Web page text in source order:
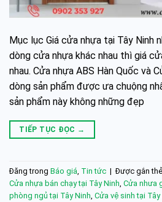
Mục lục Giá cửa nhựa tại Tây Ninh
dòng cửa nhựa khác nhau thì giá
nhau. Cửa nhựa ABS Hàn Quốc và
dòng sản phẩm được ưa chuộng
sản phẩm này không những đẹp
TIẾP TỤC ĐỌC →
Đăng trong Báo giá Tin tức | Được gắn thẻ
Cửa nhựa bán chạy tại Tây Ninh Cửa nhưa
phòng ngủ tại Tây Ninh Cửa vệ sinh tại Tây